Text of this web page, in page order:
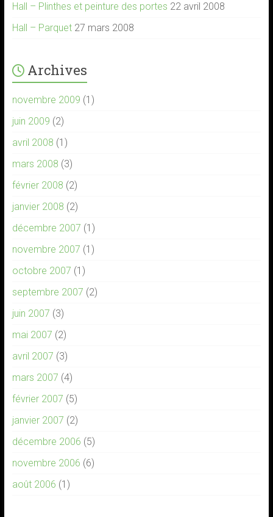
Hall – Plinthes et peinture des portes 22 avril 2008
Hall – Parquet 27 mars 2008
Archives
novembre 2009 (1)
juin 2009 (2)
avril 2008 (1)
mars 2008 (3)
février 2008 (2)
janvier 2008 (2)
décembre 2007 (1)
novembre 2007 (1)
octobre 2007 (1)
septembre 2007 (2)
juin 2007 (3)
mai 2007 (2)
avril 2007 (3)
mars 2007 (4)
février 2007 (5)
janvier 2007 (2)
décembre 2006 (5)
novembre 2006 (6)
août 2006 (1)